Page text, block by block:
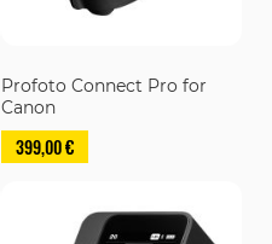
Profoto Connect Pro for
Canon
399,00 €